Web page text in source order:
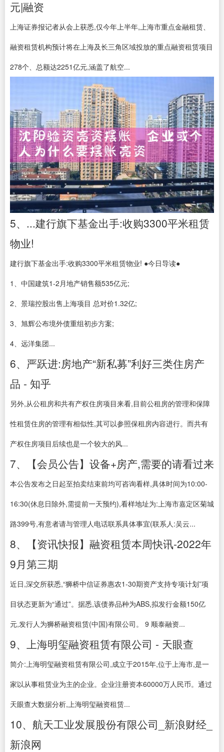
元|融资
上海证券报记者从会上获悉,仅今年上半年,上海市重点金融租赁、
融资租赁机构预计将在上海及长三角区域投放的重点融资租赁项目
278个、总额达2251亿元,涵盖了航空...
5、...建行旗下基金出手:收购3300平米租赁
物业!
建行旗下基金出手:收购3300平米租赁物业! ●今日导读●
1、中国建筑1-2月地产销售额535亿元;
2、景瑞控股出售上海项目 总对价1.32亿;
3、旭辉公布境外债重组初步方案;
4、远洋集团...
6、严跃进:房地产“新私募”利好三类住房产
品 - 知乎
另外,从公租房和共有产权住房项目来看,目前公租房的管理和保障
性租赁住房的管理有相似性,其可以参照保租房内容进行。而共有
产权住房项目后续也是一个较大的风...
7、【会员公告】设备+房产,需要的请看过来
本公告发布之日起至拍卖结束前均可咨询看样,具体时间为10:00-
16:30(休息日除外,需提前一天预约),看样地址为:上海市嘉定区菊城
路399号,有意者请与管理人电话联系具体事宜(联系人:吴云...
8、【资讯快报】融资租赁本周快讯-2022年
9月第三期
近日,深交所获悉,“狮桥中信证券惠农1-30期资产支持专项计划”项
目状态更新为“通过”。据悉,该债券品种为ABS,拟发行金额150亿
元,发行人为狮桥融资租赁(中国)有限公司。 9 顺泰融资...
9、上海明玺融资租赁有限公司 - 天眼查
简介:上海明玺融资租赁有限公司,成立于2015年,位于上海市,是一
家以从事租赁业为主的企业。企业注册资本60000万人民币。通过
天眼查大数据分析,上海明玺融资租赁...
10、航天工业发展股份有限公司_新浪财经_
新浪网